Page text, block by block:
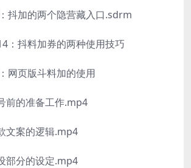
抖加的两个隐营藏入口.sdrm
：抖料加券的两种使用技巧
网页版斗料加的使用
前的准备工作.mp4
文案的逻辑.mp4
部分的设定.mp4